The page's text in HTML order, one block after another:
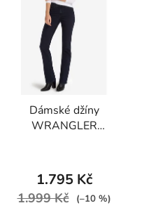
Dámské džíny
WRANGLER
1.795 Kč
1.999 Kč (–10 %)